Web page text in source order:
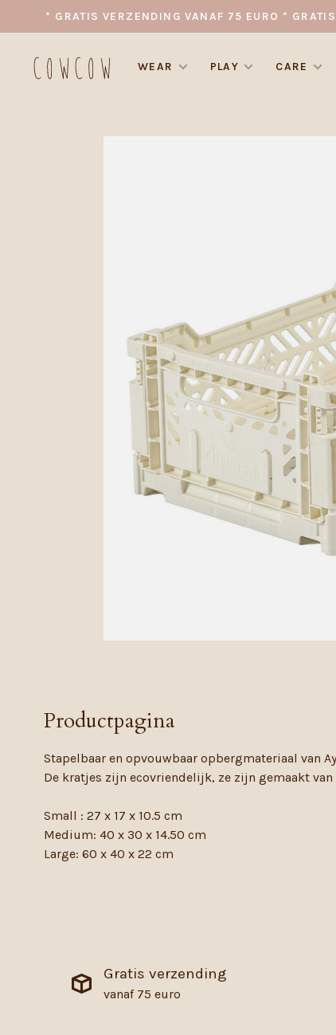
* GRATIS VERZENDING VANAF 75 EURO *
WEAR PLAY CARE
Productpagina
Stapelbaar en opvouwbaar opbergmateriaal van
De kratjes zijn ecovriendelijk, ze zijn gemaakt van
Small : 27 x 17 x 10.5 cm
Medium: 40 x 30 x 14.50 cm
Large: 60 x 40 x 22 cm
Gratis verzending
vanaf 75 euro